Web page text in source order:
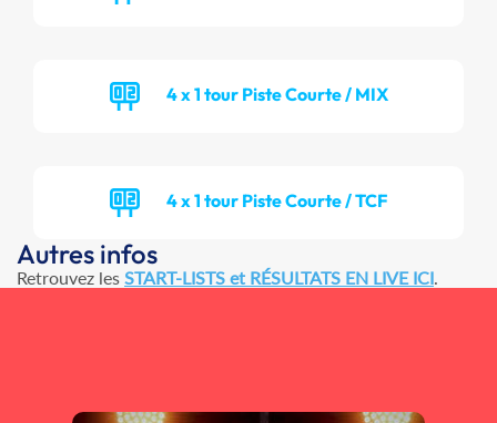
4 x 1 tour Piste Courte / MIX
4 x 1 tour Piste Courte / TCF
Autres infos
Retrouvez les START-LISTS et RÉSULTATS EN LIVE ICI.